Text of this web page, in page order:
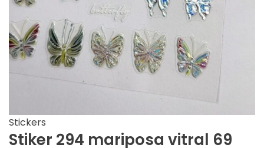
Stickers
Stiker 294 mariposa vitral 69